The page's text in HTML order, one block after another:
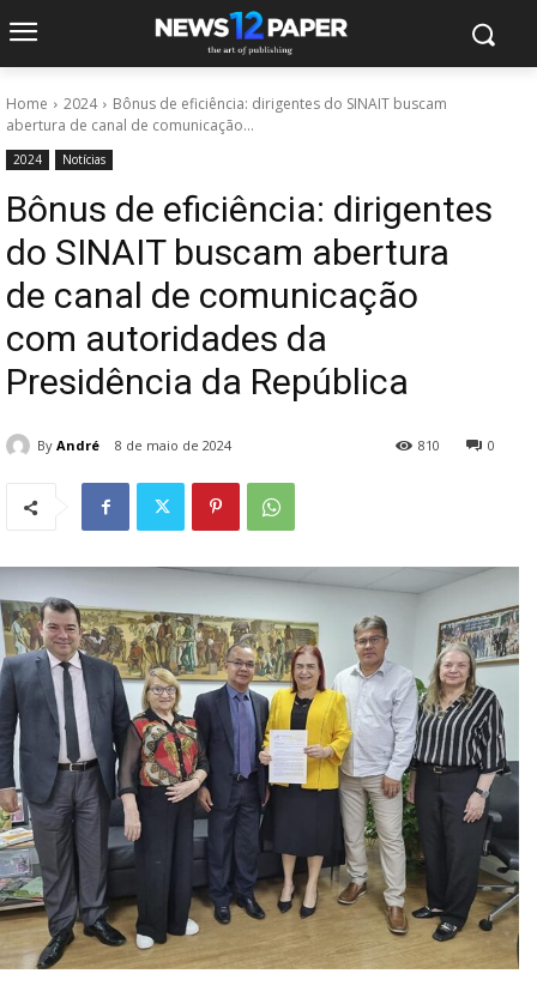
Home 2024
Bônus de eficiência: dirigentes do SINAIT buscam
abertura de canal de comunicação...
2024 Notícias
Bônus de eficiência: dirigentes
do SINAIT buscam abertura
de canal de comunicação
com autoridades da
Presidência da República
By André 8 de maio de 2024 0
810